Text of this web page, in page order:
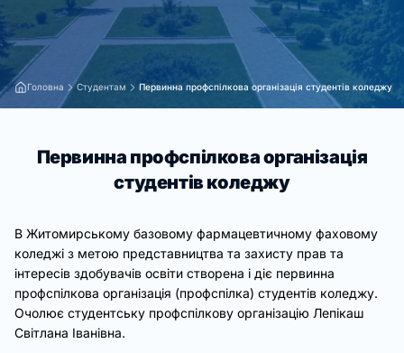
Головна Студентам Первинна профспілкова організація студентів коледжу
Первинна профспілкова організація
студентів коледжу
В Житомирському базовому фармацевтичному фаховому
коледжі з метою представництва та захисту прав та
інтересів здобувачів освіти створена і діє первинна
профспілкова організація (профспілка) студентів коледжу.
Очолює студентську профспілкову організацію Лепікаш
Світлана Іванівна.